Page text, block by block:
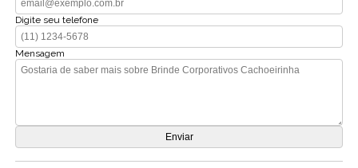
Digite seu telefone
Mensagem